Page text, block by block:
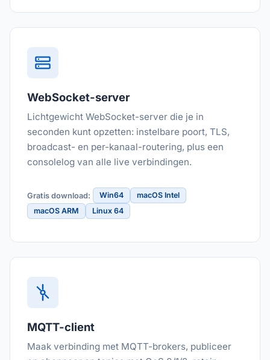
WebSocket-server
Lichtgewicht WebSocket-server die je in
seconden kunt opzetten: instelbare poort, TLS,
broadcast- en per-kanaal-routering, plus een
consolelog van alle live verbindingen.
Gratis download: Win64
macOS Intel
macOS ARM
Linux 64
MQTT-client
Maak verbinding met MQTT-brokers, publiceer